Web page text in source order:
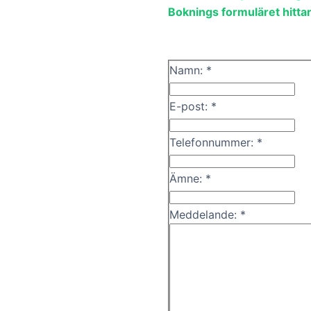
Boknings formuläret
Namn: *
E-post: *
Telefonnummer: *
Ämne: *
Meddelande: *